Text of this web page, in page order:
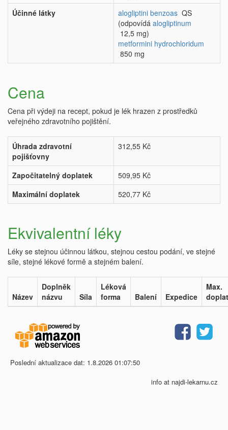
Účinné látky
alogliptini benzoas QS
(odpovídá alogliptinum
12,5 mg)
metformini hydrochloridum
850 mg
Cena
Cena při výdeji na recept, pokud je lék hrazen z prostředků
veřejného zdravotního pojištění.
Úhrada zdravotní
pojišťovny
312,55 Kč
Započitatelný doplatek
509,95 Kč
Maximální doplatek
520,77 Kč
Ekvivalentní léky
Léky se stejnou účinnou látkou, stejnou cestou podání, ve stejné
síle, stejné lékové formě a stejném balení.
Název
Doplněk
názvu
Síla
Léková
forma
Balení Expedice
Max.
Poslední aktualizace dat: 1.8.2026 01:07:50
info at najdi-lekarnu.cz